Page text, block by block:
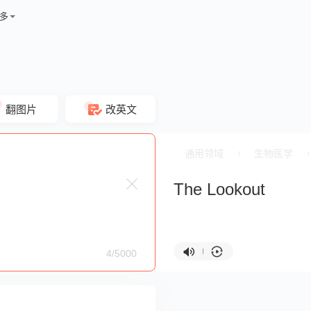
翻图片 改英文
4/5000
The Lookout